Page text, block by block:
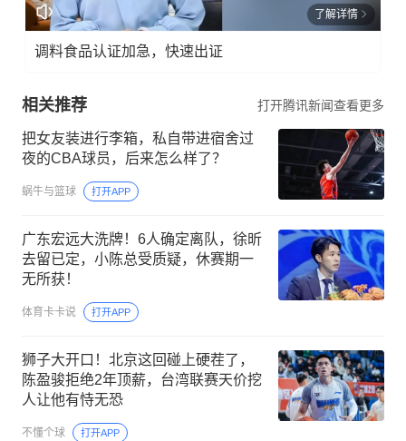
了解详情
调料食品认证加急，快速出证
相关推荐 打开腾讯新闻查看更多
把女友装进行李箱，私自带进宿舍过
夜的CBA球员，后来怎么样了？
蜗牛与篮球 打开APP
广东宏远大洗牌！6人确定离队，徐昕
去留已定，小陈总受质疑，休赛期一
无所获！
体育卡卡说 打开APP
狮子大开口！北京这回碰上硬茬了，
陈盈骏拒绝2年顶薪，台湾联赛天价挖
人让他有恃无恐
不懂个球 打开APP